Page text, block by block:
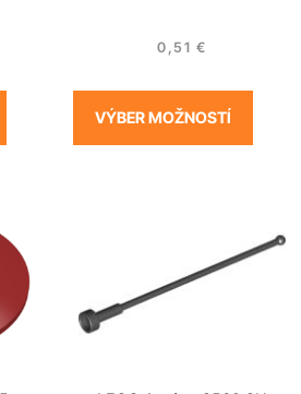
0,51 €
VÝBER MOŽNOSTÍ